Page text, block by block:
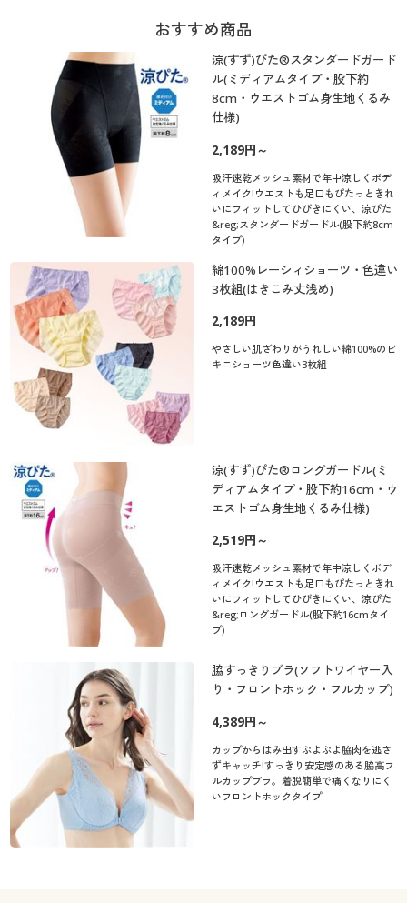
おすすめ商品
涼(すず)ぴた®スタンダードガード
ル(ミディアムタイプ・股下約
8cm・ウエストゴム身生地くるみ
仕様)
2,189円～
吸汗速乾メッシュ素材で年中涼しくボデ
ィメイク!ウエストも足口もぴたっときれ
いにフィットしてひびきにくい、涼ぴた
&reg;スタンダードガードル(股下約8cm
タイプ)
綿100%レーシィショーツ・色違い
3枚組(はきこみ丈浅め)
2,189円
やさしい肌ざわりがうれしい綿100%のビ
キニショーツ色違い3枚組
涼(すず)ぴた®ロングガードル(ミ
ディアムタイプ・股下約16cm・ウ
エストゴム身生地くるみ仕様)
2,519円～
吸汗速乾メッシュ素材で年中涼しくボデ
ィメイク!ウエストも足口もぴたっときれ
いにフィットしてひびきにくい、涼ぴた
&reg;ロングガードル(股下約16cmタイ
プ)
脇すっきりブラ(ソフトワイヤー入
り・フロントホック・フルカップ)
4,389円～
カップからはみ出すぷよぷよ脇肉を逃さ
ずキャッチ!すっきり安定感のある脇高フ
ルカップブラ。着脱簡単で痛くなりにく
いフロントホックタイプ